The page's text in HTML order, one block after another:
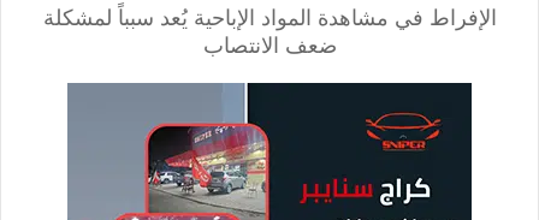
الإفراط في مشاهدة المواد الإباحية يُعد سبباً لمشكلة
ضعف الانتصاب